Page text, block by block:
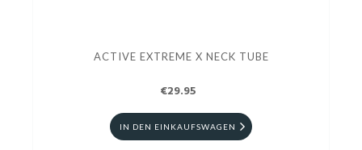
ACTIVE EXTREME X NECK TUBE
€29.95
IN DEN EINKAUFSWAGEN